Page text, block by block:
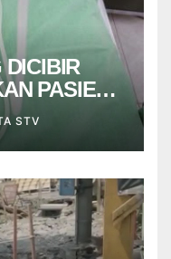
DICIBIR
PASIEN
STV